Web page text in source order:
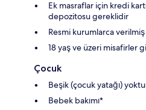
Ek masraflar için kredi
depozitosu gereklidir
Resmi kurumlarca
18 yaş ve üzeri misafirler
Çocuk
Beşik (çocuk yatağı)
Bebek bakımı*